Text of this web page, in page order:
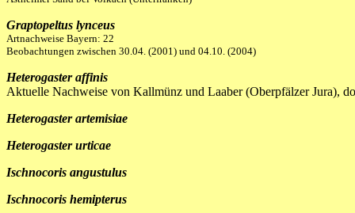
Graptopeltus lynceus
Artnachweise Bayern: 22
Beobachtungen zwischen 30.04. (2001) und 04.10. (2004)
Heterogaster affinis
Aktuelle Nachweise von Kallmünz und Laaber (Oberpfälzer Jura),
Heterogaster artemisiae
Heterogaster urticae
Ischnocoris angustulus
Ischnocoris hemipterus